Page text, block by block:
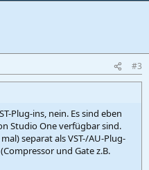
#3
Plug-ins, nein. Es sind eben
Studio One verfügbar sind.
separat als VST-/AU-Plug-
und Gate z.B.